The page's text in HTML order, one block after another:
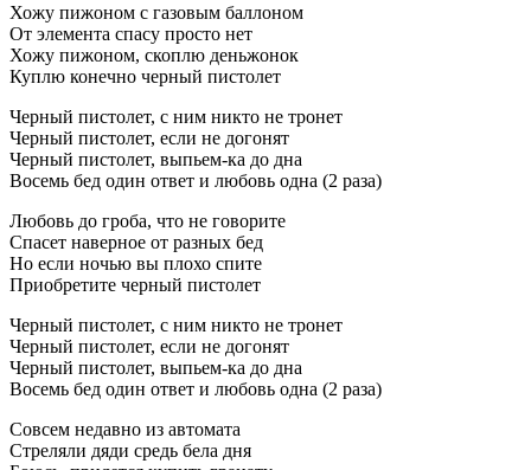
Хожу пижоном с газовым баллоном
От элемента спасу просто нет
Хожу пижоном, скоплю деньжонок
Куплю конечно черный пистолет
Черный пистолет, с ним никто не тронет
Черный пистолет, если не догонят
Черный пистолет, выпьем-ка до дна
Восемь бед один ответ и любовь одна (2 раза)
Любовь до гроба, что не говорите
Спасет наверное от разных бед
Но если ночью вы плохо спите
Приобретите черный пистолет
Черный пистолет, с ним никто не тронет
Черный пистолет, если не догонят
Черный пистолет, выпьем-ка до дна
Восемь бед один ответ и любовь одна (2 раза)
Совсем недавно из автомата
Стреляли дяди средь бела дня